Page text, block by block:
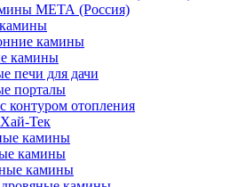
МЕТА (Россия)
камины
камины
печи для дачи
порталы
контуром отопления
Тек
камины
камины
камины